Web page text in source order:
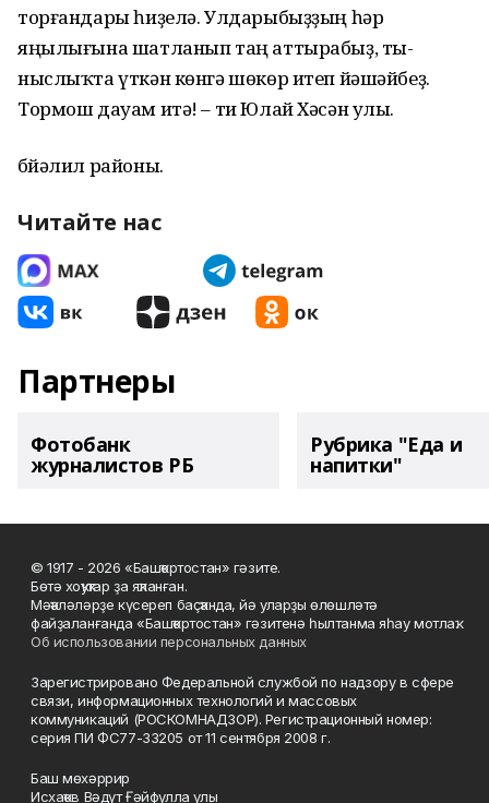
торғандары һиҙелә. Улдары­быҙҙың һәр
яңылығына шатланып таң аттырабыҙ, ты­
ныслыҡта үткән көнгә шөкөр итеп йәшәйбеҙ.
Тормош дауам итә! – ти Юлай Хәсән улы.
Әбйәлил районы.
Читайте нас
Партнеры
Фотобанк
журналистов РБ
Рубрика "Еда и
напитки"
© 1917 - 2026 «Башҡортостан» гәзите.
Бөтә хоҡуҡтар ҙа яҡланған.
Мәҡәләләрҙе күсереп баҫҡанда, йә уларҙы өлөшләтә
файҙаланғанда «Башҡортостан» гәзитенә һылтанма яһау мотлаҡ.
Об использовании персональных данных
Зарегистрировано Федеральной службой по надзору в сфере
связи, информационных технологий и массовых
коммуникаций (РОСКОМНАДЗОР). Регистрационный номер:
серия ПИ ФС77-33205 от 11 сентября 2008 г.
Баш мөхәррир
Исхаҡов Вәдүт Ғәйфулла улы